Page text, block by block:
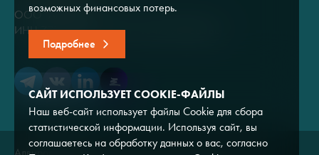
ООО "Адвирос"
ИНН 7714572528 / ОГРН 1047796766380
возможных финансовых потерь.
Подробнее
САЙТ ИСПОЛЬЗУЕТ COOKIE-ФАЙЛЫ
Наш веб-сайт использует файлы Cookie для сбора
статистической информации. Используя сайт, вы
соглашаетесь на обработку данных о вас, согласно